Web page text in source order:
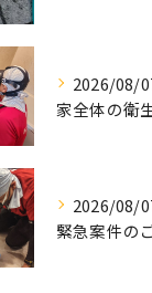
2026/08/
家全体の衛
2026/08/